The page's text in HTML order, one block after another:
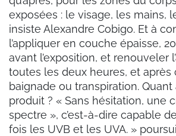
exposées : le visage, les mains,
insiste Alexandre Cobigo. Et à
l’appliquer en couche épaisse,
avant l’exposition, et renouveler
toutes les deux heures, et après
baignade ou transpiration.
produit ? « Sans hésitation, une
spectre », c’est-à-dire capable
fois les UVB et les UVA. »